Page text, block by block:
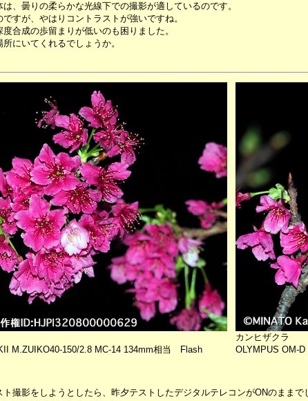
、曇りの柔らかな光線下での撮影が適しているのです。
すが、やはりコントラストが強いですね。
合成の歩留まりが低いのも困りました。
にいてくれるでしょうか。
M.ZUIKO40-150/2.8 MC-14 134mm相当 Flash
カンヒザクラ
OLYMPUS OM-
撮影をしようとしたら、昨夕テストしたデジタルテレコンがONのままで